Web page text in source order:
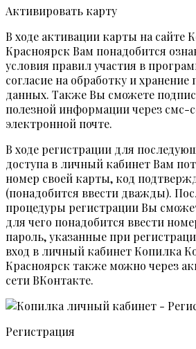
Активировать карту
В ходе активации карты на сайте
Красноярск Вам понадобится
условия правил участия в
согласие на обработку и
данных. Также Вы сможете
полезной информации через смс-
электронной почте.
В ходе регистрации для
доступа в личный кабинет Вам
номер своей карты, код
(понадобится ввести дважды).
процедуры регистрации Вы
для чего понадобится ввести
пароль, указанные при
вход в личный кабинет Копилка
Красноярск также можно через
сети ВКонтакте.
Регистрация